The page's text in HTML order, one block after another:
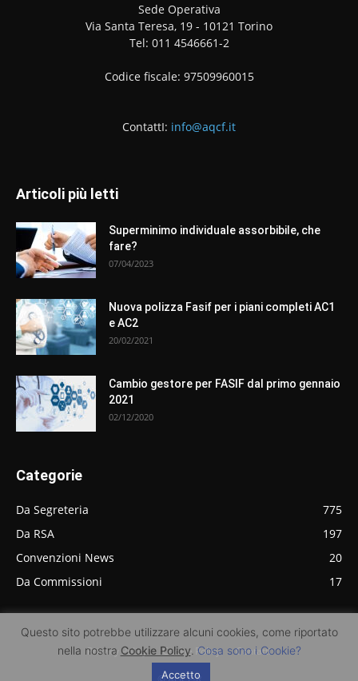
Sede Operativa
Via Santa Teresa, 19 - 10121 Torino
Tel: 011 4546661-2
Codice fiscale: 97509960015
ContattI: info@aqcf.it
Articoli più letti
Superminimo individuale assorbibile, che
fare?
07/04/2023
Nuova polizza Fasif per i piani completi AC1
e AC2
20/02/2021
Cambio gestore per FASIF dal primo gennaio
2021
02/12/2020
Categorie
Da Segreteria
775
Da RSA
197
Convenzioni News
20
Da Commissioni
17
Privacy Policy Cookie Policy Contatti
Questo sito potrebbe utilizzare alcuni cookies, come riportato
nella nostra Cookie Policy. Cosa sono i Cookie?
Accetto